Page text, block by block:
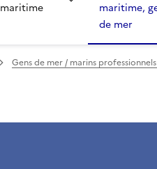
maritime
maritime,
de mer
Gens de mer / marins professionnels